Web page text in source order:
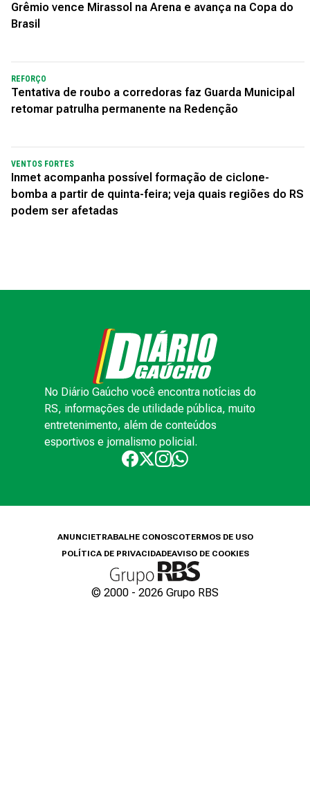
Grêmio vence Mirassol na Arena e avança na Copa do
Brasil
REFORÇO
Tentativa de roubo a corredoras faz Guarda Municipal
retomar patrulha permanente na Redenção
VENTOS FORTES
Inmet acompanha possível formação de ciclone-
bomba a partir de quinta-feira; veja quais regiões do RS
podem ser afetadas
No Diário Gaúcho você encontra notícias do
RS, informações de utilidade pública, muito
entretenimento, além de conteúdos
esportivos e jornalismo policial.
ANUNCIETRABALHE CONOSCOTERMOS DE USO
POLÍTICA DE PRIVACIDADEAVISO DE COOKIES
© 2000 - 2026 Grupo RBS